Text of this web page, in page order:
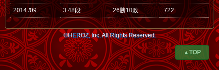
2014 /09 3.48段 26勝10敗 .722
©HEROZ, Inc. All Rights Reserved.
▲TOP